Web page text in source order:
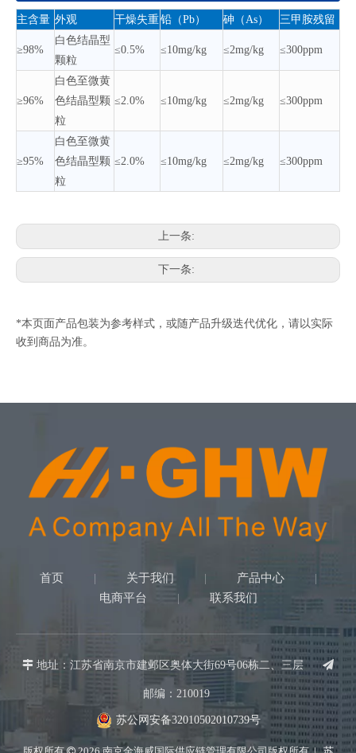
主含量 外观 干燥失重铅（Pb） 砷（As） 三甲胺残留
≥98%
白色结晶型
颗粒
≤0.5% ≤10mg/kg ≤2mg/kg ≤300ppm
≥96%
白色至微黄
色结晶型颗
粒
≤2.0% ≤10mg/kg ≤2mg/kg ≤300ppm
≥95%
白色至微黄
色结晶型颗
粒
≤2.0% ≤10mg/kg ≤2mg/kg ≤300ppm
上一条:
下一条:
*本页面产品包装为参考样式，或随产品升级迭代优化，请以实际
收到商品为准。
首页 关于我们 产品中心
电商平台 联系我们
 地址：江苏省南京市建邺区奥体大街69号06栋二、三层
邮编：210019
苏公网安备32010502010739号